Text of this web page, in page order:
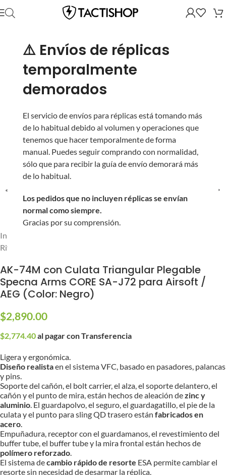
⚠️ Envíos de réplicas
temporalmente
demorados
El servicio de envíos para réplicas está tomando más
de lo habitual debido al volumen y operaciones que
tenemos que hacer temporalmente de forma
manual. Puedes seguir comprando con normalidad,
sólo que para recibir la guía de envío demorará más
de lo habitual.
Los pedidos que no incluyen réplicas se envían
normal como siempre.
Gracias por su comprensión.
Inicio
Rifles de Asalto (AEG)
AK-74M con Culata Triangular Plegable
Specna Arms CORE SA-J72 para Airsoft /
AEG (Color: Negro)
$2,890.00
$2,774.40al pagar con Transferencia
Ligera y ergonómica.
Diseño realistaen el sistema VFC, basado en pasadores, palancas
y pins.
Soporte del cañón, el bolt carrier, el alza, el soporte delantero, el
cañón y el punto de mira, están hechos de aleación dezinc y
aluminio. El guardapolvo, el seguro, el guardagatillo, el pie de la
culata y el punto para sling QD trasero están fabricados en
acero.
Empuñadura, receptor con el guardamanos, el revestimiento del
buffer tube, el buffer tube y la mira frontal están hechos de
polímero reforzado.
El sistema decambio rápido de resorte ESA permite cambiar el
resorte sin necesidad de desarmar la réplica.